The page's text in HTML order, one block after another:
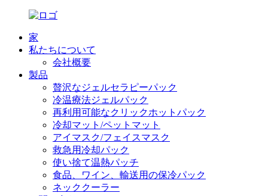
家
私たちについて
会社概要
製品
贅沢なジェルセラピーパック
冷温療法ジェルパック
再利用可能なクリックホットパック
冷却マット/ペットマット
アイマスク/フェイスマスク
救急用冷却パック
使い捨て温熱パッチ
食品、ワイン、輸送用の保冷パック
ネッククーラー